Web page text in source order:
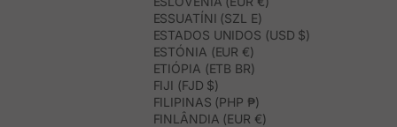
ESSUATÍNI (SZL E)
ESTADOS UNIDOS (USD $)
ESTÓNIA (EUR €)
ETIÓPIA (ETB BR)
FIJI (FJD $)
FILIPINAS (PHP ₱)
FINLÂNDIA (EUR €)